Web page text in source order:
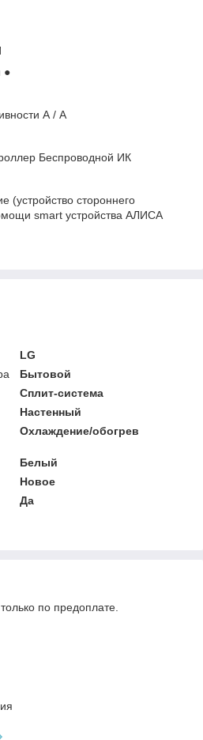
●
А / A
Беспроводной ИК
(устройство стороннего
smart устройства АЛИСА
LG
Бытовой
Сплит-система
Настенный
Охлаждение/обогрев
Белый
Новое
Да
по предоплате.